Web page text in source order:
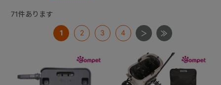
71件あります
1 2 3 4